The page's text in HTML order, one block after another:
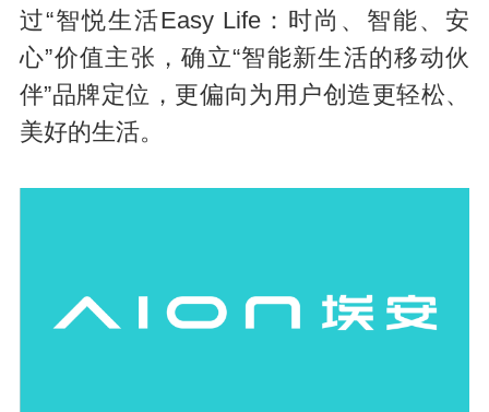
过“智悦生活Easy Life：时尚、智能、安
心”价值主张，确立“智能新生活的移动伙
伴”品牌定位，更偏向为用户创造更轻松、
美好的生活。